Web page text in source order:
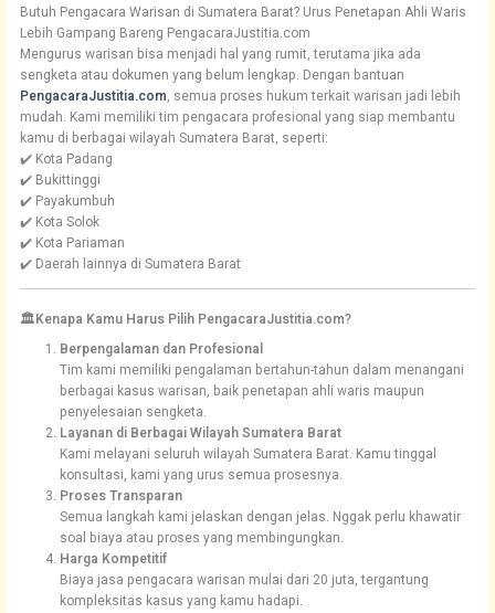
Butuh Pengacara Warisan di Sumatera Barat? Urus Penetapan Ahli Waris
Lebih Gampang Bareng PengacaraJustitia.com
Mengurus warisan bisa menjadi hal yang rumit, terutama jika ada
sengketa atau dokumen yang belum lengkap. Dengan bantuan
PengacaraJustitia.com, semua proses hukum terkait warisan jadi lebih
mudah. Kami memiliki tim pengacara profesional yang siap membantu
kamu di berbagai wilayah Sumatera Barat, seperti:
✔️ Kota Padang
✔️ Bukittinggi
✔️ Payakumbuh
✔️ Kota Solok
✔️ Kota Pariaman
✔️ Daerah lainnya di Sumatera Barat
🏛️Kenapa Kamu Harus Pilih PengacaraJustitia.com?
Berpengalaman dan Profesional
Tim kami memiliki pengalaman bertahun-tahun dalam menangani
berbagai kasus warisan, baik penetapan ahli waris maupun
penyelesaian sengketa.
Layanan di Berbagai Wilayah Sumatera Barat
Kami melayani seluruh wilayah Sumatera Barat. Kamu tinggal
konsultasi, kami yang urus semua prosesnya.
Proses Transparan
Semua langkah kami jelaskan dengan jelas. Nggak perlu khawatir
soal biaya atau proses yang membingungkan.
Harga Kompetitif
Biaya jasa pengacara warisan mulai dari 20 juta, tergantung
kompleksitas kasus yang kamu hadapi.